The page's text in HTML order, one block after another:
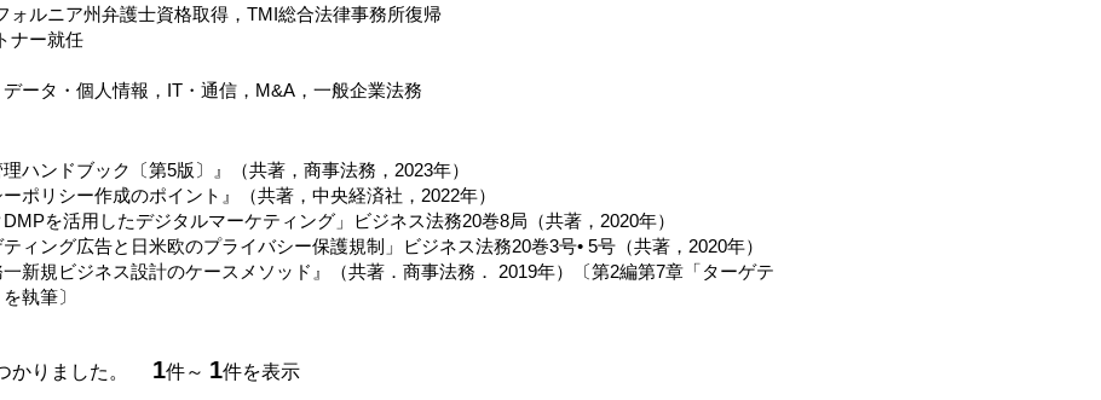
ォルニア州弁護士資格取得，TMI総合法律事務所復帰
ナー就任
データ・個人情報，IT・通信，M&A，一般企業法務
理ハンドブック〔第5版〕』（共著，商事法務，2023年）
ーポリシー作成のポイント』（共著，中央経済社，2022年）
DMPを活用したデジタルマーケティング」ビジネス法務20巻8局（共著，2020年）
ティング広告と日米欧のプライバシー保護規制」ビジネス法務20巻3号• 5号（共著，2020年）
一新規ビジネス設計のケースメソッド』（共著．商事法務． 2019年）〔第2編第7章「ターゲテ
執筆〕
かりました。 1件～ 1件を表示